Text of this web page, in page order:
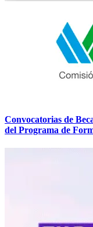
Convocatorias de
del Programa de